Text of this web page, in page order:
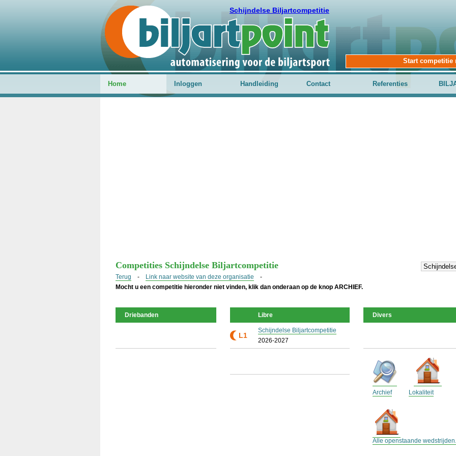
Schijndelse Biljartcompetitie
Start competitie
Home Inloggen Handleiding Contact Referenties
Competities Schijndelse Biljartcompetitie
Terug - Link naar website van deze organisatie -
Mocht u een competitie hieronder niet vinden, klik dan onderaan op de knop ARCHIEF.
Driebanden Libre
L1
Schijndelse Biljartcompetitie
2026-2027
Divers
Archief Lokaliteit
Alle openstaande wedstrijden.